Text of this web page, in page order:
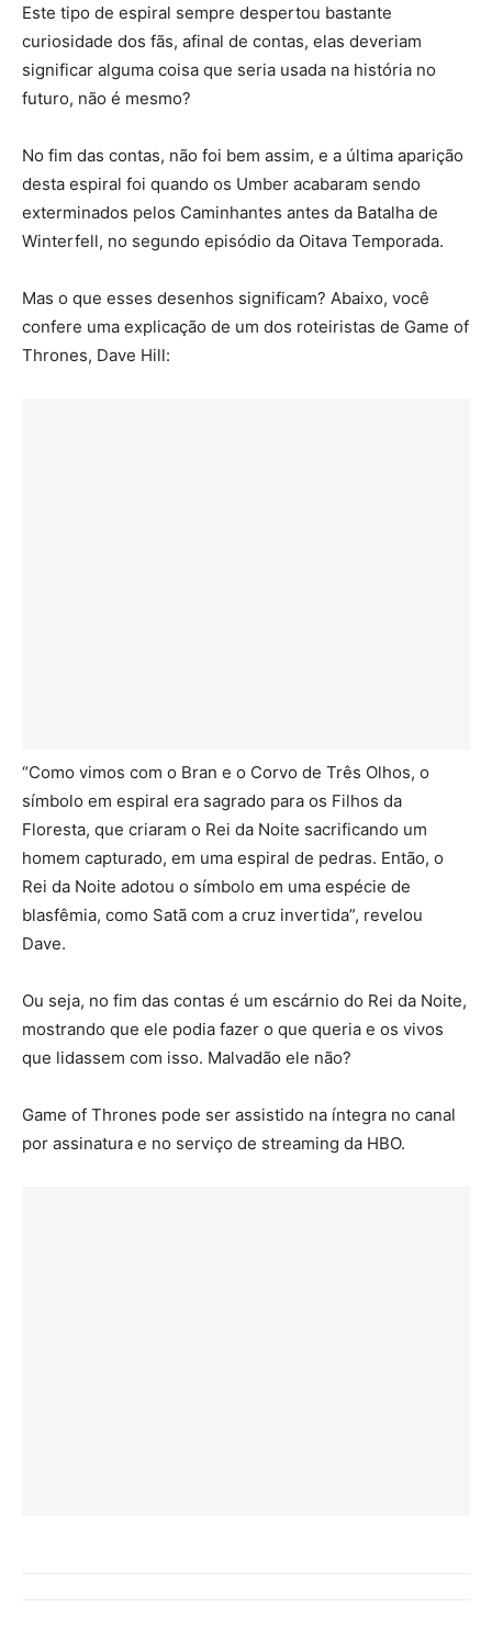
Este tipo de espiral sempre despertou bastante
curiosidade dos fãs, afinal de contas, elas deveriam
significar alguma coisa que seria usada na história no
futuro, não é mesmo?
No fim das contas, não foi bem assim, e a última aparição
desta espiral foi quando os Umber acabaram sendo
exterminados pelos Caminhantes antes da Batalha de
Winterfell, no segundo episódio da Oitava Temporada.
Mas o que esses desenhos significam? Abaixo, você
confere uma explicação de um dos roteiristas de Game of
Thrones, Dave Hill:
“Como vimos com o Bran e o Corvo de Três Olhos, o
símbolo em espiral era sagrado para os Filhos da
Floresta, que criaram o Rei da Noite sacrificando um
homem capturado, em uma espiral de pedras. Então, o
Rei da Noite adotou o símbolo em uma espécie de
blasfêmia, como Satã com a cruz invertida”, revelou
Dave.
Ou seja, no fim das contas é um escárnio do Rei da Noite,
mostrando que ele podia fazer o que queria e os vivos
que lidassem com isso. Malvadão ele não?
Game of Thrones pode ser assistido na íntegra no canal
por assinatura e no serviço de streaming da HBO.